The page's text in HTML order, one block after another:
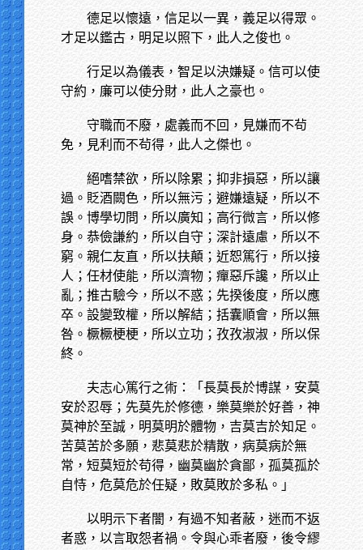
德足以懷遠，信足以一異，義足以得眾。
才足以鑑古，明足以照下，此人之俊也。
行足以為儀表，智足以決嫌疑。信可以使
守約，廉可以使分財，此人之豪也。
守職而不廢，處義而不回，見嫌而不茍
免，見利而不茍得，此人之傑也。
絕嗜禁欲，所以除累；抑非損惡，所以讓
過。貶酒闕色，所以無污；避嫌遠疑，所以不
誤。博學切問，所以廣知；高行微言，所以修
身。恭儉謙約，所以自守；深計遠慮，所以不
窮。親仁友直，所以扶顛；近恕篤行，所以接
人；任材使能，所以濟物；癉惡斥讒，所以止
亂；推古驗今，所以不惑；先揆後度，所以應
卒。設變致權，所以解結；括囊順會，所以無
咎。橛橛梗梗，所以立功；孜孜淑淑，所以保
終。
夫志心篤行之術：「長莫長於博謀，安莫
安於忍辱；先莫先於修德，樂莫樂於好善，神
莫神於至誠，明莫明於體物，吉莫吉於知足。
苦莫苦於多願，悲莫悲於精散，病莫病於無
常，短莫短於苟得，幽莫幽於貪鄙，孤莫孤於
自恃，危莫危於任疑，敗莫敗於多私。」
以明示下者闇，有過不知者蔽，迷而不返
者惑，以言取怨者禍。令與心乖者廢，後令繆